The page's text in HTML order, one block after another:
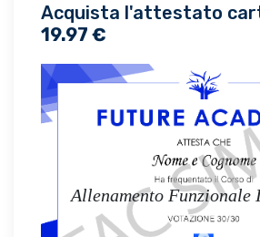
Acquista l'attestato
19.97 €
Allenamento Funzionale